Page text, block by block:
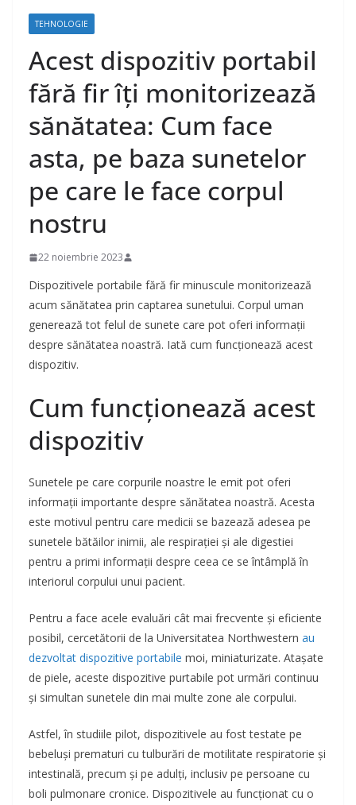
TEHNOLOGIE
Acest dispozitiv portabil
fără fir îți monitorizează
sănătatea: Cum face
asta, pe baza sunetelor
pe care le face corpul
nostru
22 noiembrie 2023
Dispozitivele portabile fără fir minuscule monitorizează
acum sănătatea prin captarea sunetului. Corpul uman
generează tot felul de sunete care pot oferi informații
despre sănătatea noastră. Iată cum funcționează acest
dispozitiv.
Cum funcționează acest
dispozitiv
Sunetele pe care corpurile noastre le emit pot oferi
informații importante despre sănătatea noastră. Acesta
este motivul pentru care medicii se bazează adesea pe
sunetele bătăilor inimii, ale respirației și ale digestiei
pentru a primi informații despre ceea ce se întâmplă în
interiorul corpului unui pacient.
Pentru a face acele evaluări cât mai frecvente și eficiente
posibil, cercetătorii de la Universitatea Northwestern au
dezvoltat dispozitive portabile moi, miniaturizate. Atașate
de piele, aceste dispozitive purtabile pot urmări continuu
și simultan sunetele din mai multe zone ale corpului.
Astfel, în studiile pilot, dispozitivele au fost testate pe
bebeluși prematuri cu tulburări de motilitate respiratorie și
intestinală, precum și pe adulți, inclusiv pe persoane cu
boli pulmonare cronice. Dispozitivele au funcționat cu o